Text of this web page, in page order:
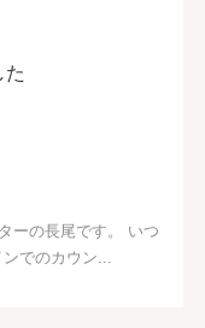
た
ーの長尾です。 いつ
でのカウン...